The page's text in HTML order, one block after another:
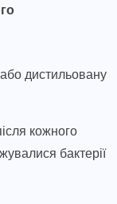
дистильовану
кожного
бактерії